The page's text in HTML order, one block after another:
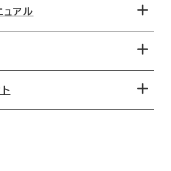
ュアル
ーション